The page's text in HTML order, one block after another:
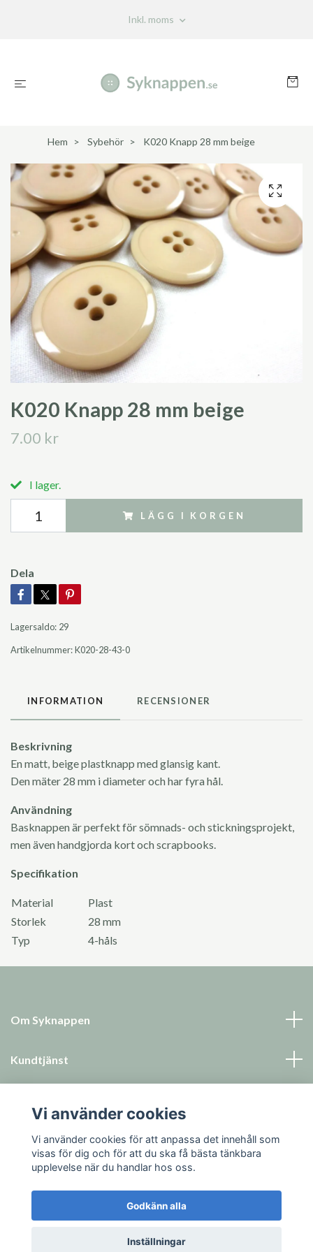
Inkl. moms
Hem Sybehör K020 Knapp 28 mm beige
K020 Knapp 28 mm beige
7.00 kr
I lager.
LÄGG I KORGEN
Dela
Lagersaldo: 29
Artikelnummer:K020-28-43-0
INFORMATION RECENSIONER
Beskrivning
En matt, beige plastknapp med glansig kant.
Den mäter 28 mm i diameter och har fyra hål.
Användning
Basknappen är perfekt för sömnads- och stickningsprojekt,
men även handgjorda kort och scrapbooks.
Specifikation
Material
Plast
Storlek
28 mm
Typ
4-håls
Om Syknappen
Kundtjänst
Sociala medier
© 2026 Syknappen
Vi använder cookies
Vi använder cookies för att anpassa det innehåll som
visas för dig och för att du ska få bästa tänkbara
upplevelse när du handlar hos oss.
Godkänn alla
Inställningar